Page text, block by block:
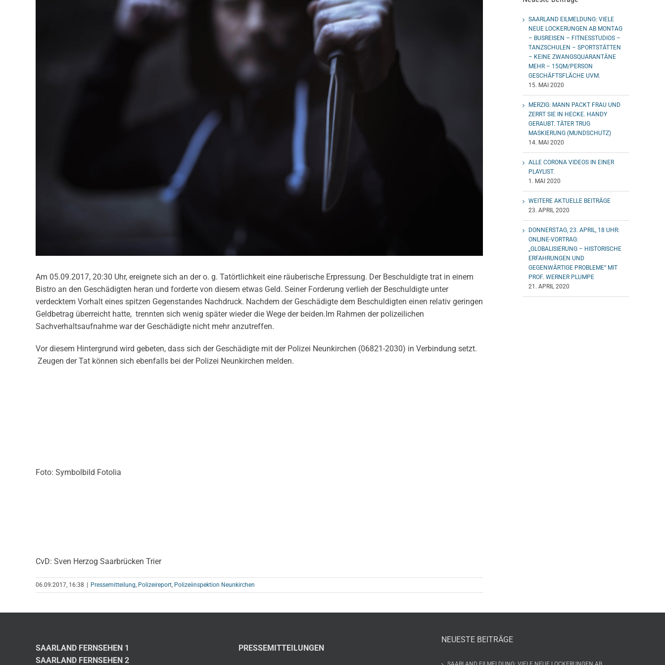
Am 05.09.2017, 20:30 Uhr, ereignete sich an der o. g. Tatörtlichkeit eine räuberische Erpressung. Der Beschuldigte trat in einem
Bistro an den Geschädigten heran und forderte von diesem etwas Geld. Seiner Forderung verlieh der Beschuldigte unter
verdecktem Vorhalt eines spitzen Gegenstandes Nachdruck. Nachdem der Geschädigte dem Beschuldigten einen relativ geringen
Geldbetrag überreicht hatte, trennten sich wenig später wieder die Wege der beiden.Im Rahmen der polizeilichen
Sachverhaltsaufnahme war der Geschädigte nicht mehr anzutreffen.
Vor diesem Hintergrund wird gebeten, dass sich der Geschädigte mit der Polizei Neunkirchen (06821-2030) in Verbindung setzt.
Zeugen der Tat können sich ebenfalls bei der Polizei Neunkirchen melden.
Foto: Symbolbild Fotolia
CvD: Sven Herzog Saarbrücken Trier
06.09.2017, 16:38 | Pressemitteilung Polizeireport Polizeiinspektion Neunkirchen
SAARLAND EILMELDUNG: VIELE
NEUE LOCKERUNGEN AB MONTAG
– BUSREISEN – FITNESSTUDIOS –
TANZSCHULEN – SPORTSTÄTTEN
– KEINE ZWANGSQUARANTÄNE
MEHR – 15QM/PERSON
GESCHÄFTSFLÄCHE UVM.
15. MAI 2020
MERZIG: MANN PACKT FRAU UND
ZERRT SIE IN HECKE. HANDY
GERAUBT. TÄTER TRUG
MASKIERUNG (MUNDSCHUTZ)
14. MAI 2020
ALLE CORONA VIDEOS IN EINER
PLAYLIST.
1. MAI 2020
WEITERE AKTUELLE BEITRÄGE
23. APRIL 2020
DONNERSTAG, 23. APRIL, 18 UHR:
ONLINE-VORTRAG:
„GLOBALISIERUNG – HISTORISCHE
ERFAHRUNGEN UND
GEGENWÄRTIGE PROBLEME“ MIT
PROF. WERNER PLUMPE
21. APRIL 2020
SAARLAND FERNSEHEN 1
SAARLAND FERNSEHEN 2
PRESSEMITTEILUNGEN
NEUESTE BEITRÄGE